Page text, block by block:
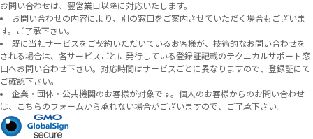
お問い合わせは、翌営業日以降に対応いたします。
お問い合わせの内容により、別の窓口をご案内させていただく場合もございま
す。ご了承下さい。
既に当社サービスをご契約いただいているお客様が、技術的なお問い合わせを
される場合は、各サービスごとに発行している登録証記載のテクニカルサポート窓
口へお問い合わせ下さい。対応時間はサービスごとに異なりますので、登録証にて
ご確認下さい。
企業・団体・公共機関のお客様が対象です。個人のお客様からのお問い合わせ
は、こちらのフォームから承れない場合がございますので、ご了承下さい。